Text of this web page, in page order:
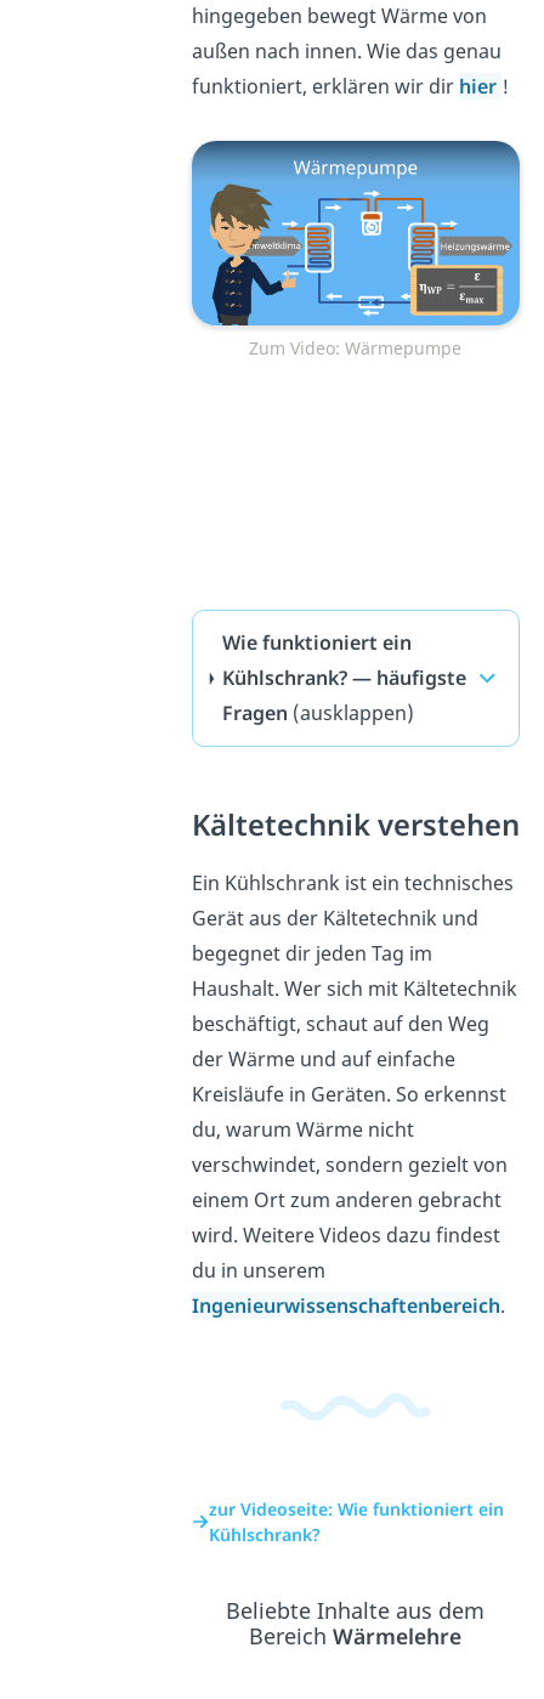
hingegeben bewegt Wärme von
außen nach innen. Wie das genau
funktioniert, erklären wir dir hier !
Zum Video: Wärmepumpe
Wie funktioniert ein
Kühlschrank? — häufigste
Fragen (ausklappen)
Kältetechnik verstehen
Ein Kühlschrank ist ein technisches
Gerät aus der Kältetechnik und
begegnet dir jeden Tag im
Haushalt. Wer sich mit Kältetechnik
beschäftigt, schaut auf den Weg
der Wärme und auf einfache
Kreisläufe in Geräten. So erkennst
du, warum Wärme nicht
verschwindet, sondern gezielt von
einem Ort zum anderen gebracht
wird. Weitere Videos dazu findest
du in unserem
Ingenieurwissenschaftenbereich.
zur Videoseite: Wie funktioniert ein
Kühlschrank?
Beliebte Inhalte aus dem
BereichWärmelehre